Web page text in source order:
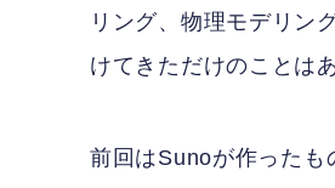
リング、物理モデリン
けてきただけのことは
前回はSunoが作ったも